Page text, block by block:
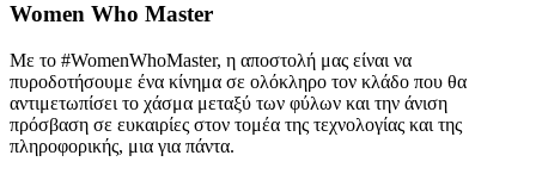
Women Who Master
Με το #WomenWhoMaster, η αποστολή μας είναι να
πυροδοτήσουμε ένα κίνημα σε ολόκληρο τον κλάδο που θα
αντιμετωπίσει το χάσμα μεταξύ των φύλων και την άνιση
πρόσβαση σε ευκαιρίες στον τομέα της τεχνολογίας και της
πληροφορικής, μια για πάντα.